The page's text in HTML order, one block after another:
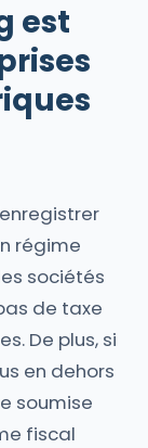
est
régime
sociétés
de taxe
De plus, si
en dehors
soumise
fiscal